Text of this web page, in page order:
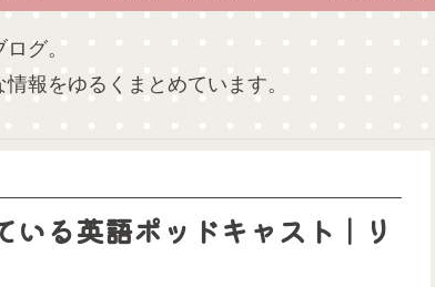
グ。
報をゆるくまとめています。
る英語ポッドキャスト｜リ